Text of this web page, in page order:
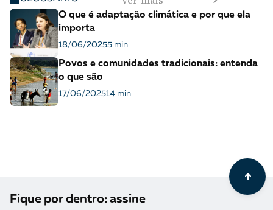
O que é adaptação climática e por que ela
importa
18/06/20255 min
Povos e comunidades tradicionais: entenda
o que são
17/06/202514 min
Fique por dentro: assine